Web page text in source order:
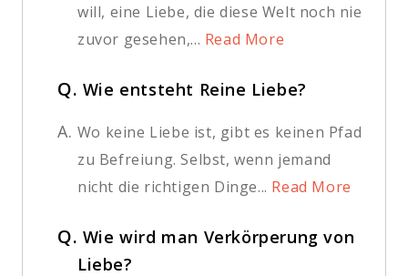
will, eine Liebe, die diese Welt noch nie
zuvor gesehen,... Read More
Q. Wie entsteht Reine Liebe?
A. Wo keine Liebe ist, gibt es keinen Pfad
zu Befreiung. Selbst, wenn jemand
nicht die richtigen Dinge... Read More
Q. Wie wird man Verkörperung von
Liebe?